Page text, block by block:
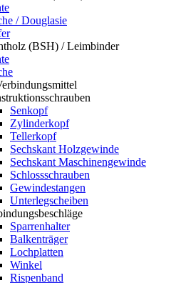
/ Douglasie
(BSH) / Leimbinder
Senkopf
Zylinderkopf
Tellerkopf
Sechskant Holzgewinde
Sechskant Maschinengewinde
Schlossschrauben
Gewindestangen
Unterlegscheiben
Sparrenhalter
Balkenträger
Lochplatten
Winkel
Rispenband